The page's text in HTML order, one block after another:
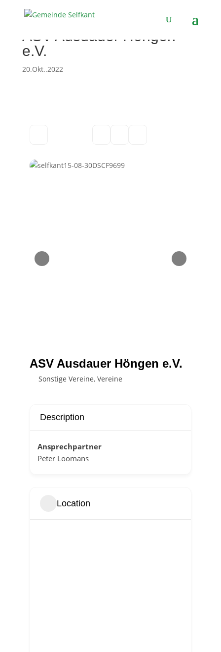
ASV Ausdauer Höngen
e.V.
20.Okt..2022
ASV Ausdauer Höngen e.V.
Sonstige Vereine, Vereine
Description
Ansprechpartner
Peter Loomans
Location